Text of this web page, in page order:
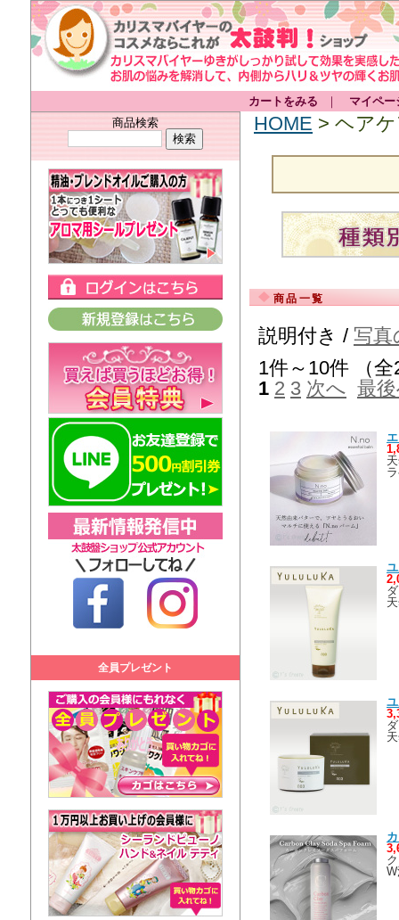
カートをみる ｜
マイペー
商品検索
全員プレゼント
HOME > ヘア
商品一覧
説明付き / 写真
1件～10件 （
1 2 3 次へ 最